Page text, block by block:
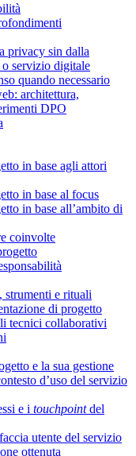
privacy sin dalla
servizio digitale
quando necessario
architettura,
DPO
in base agli attori
in base al focus
in base all’ambito di
coinvolte
strumenti e rituali
di progetto
tecnici collaborativi
e la sua gestione
d’uso del servizio
e i touchpointdel
utente del servizio
ottenuta